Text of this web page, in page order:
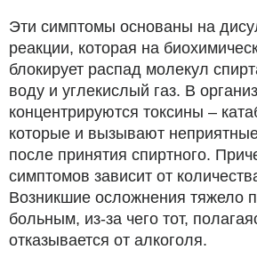
Эти симптомы основаны на
реакции, которая на
блокирует распад молекул
воду и углекислый газ. В
концентрируются токсины –
которые и вызывают
после принятия спиртного.
симптомов зависит от
Возникшие осложнения тяжело
больным, из-за чего тот,
отказывается от алкоголя.